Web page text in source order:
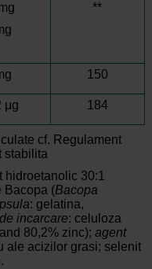
**
150
μg 184
cf. Regulament
stabilita
hidroetanolic 30:1
Bacopa (Bacopa
: gelatina,
incarcare: celuloza
80,2% zinc); agent
ale acizilor grasi; selenit